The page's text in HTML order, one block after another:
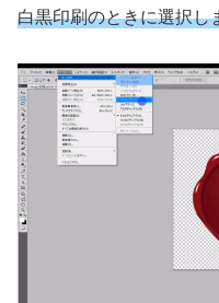
白黒印刷のときに選択し